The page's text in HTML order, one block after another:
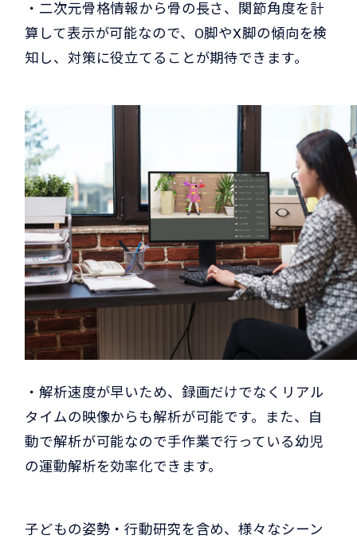
・二次元骨格情報から骨の長さ、関節角度を計
算して表示が可能なので、O脚やX脚の傾向を検
知し、対策に役立てることが期待できます。
・解析速度が早いため、録画だけでなくリアル
タイムの映像からも解析が可能です。また、自
動で解析が可能なので手作業で行っている幼児
の運動解析を効率化できます。
子どもの姿勢・行動研究を含め、様々なシーン